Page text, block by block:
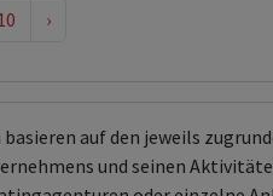
›
auf den jeweils
und seinen